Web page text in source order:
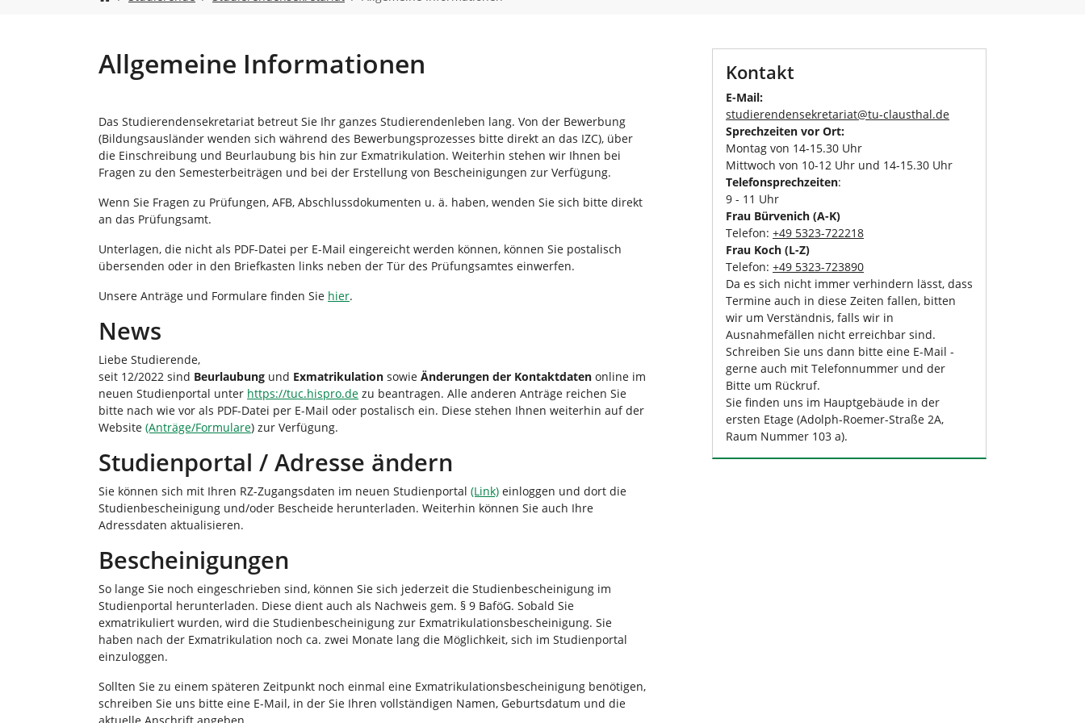
n
i
e
r
:
Allgemeine Informationen
Das Studierendensekretariat betreut Sie Ihr ganzes Studierendenleben lang. Von der Bewerbung
(Bildungsausländer wenden sich während des Bewerbungsprozesses bitte direkt an das IZC), über
die Einschreibung und Beurlaubung bis hin zur Exmatrikulation. Weiterhin stehen wir Ihnen bei
Fragen zu den Semesterbeiträgen und bei der Erstellung von Bescheinigungen zur Verfügung.
Wenn Sie Fragen zu Prüfungen, AFB, Abschlussdokumenten u. ä. haben, wenden Sie sich bitte direkt
an das Prüfungsamt.
Unterlagen, die nicht als PDF-Datei per E-Mail eingereicht werden können, können Sie postalisch
übersenden oder in den Briefkasten links neben der Tür des Prüfungsamtes einwerfen.
Unsere Anträge und Formulare finden Sie hier.
News
Liebe Studierende,
seit 12/2022 sind Beurlaubung und Exmatrikulation sowie Änderungen der Kontaktdaten online im
neuen Studienportal unter https://tuc.hispro.de zu beantragen. Alle anderen Anträge reichen Sie
bitte nach wie vor als PDF-Datei per E-Mail oder postalisch ein. Diese stehen Ihnen weiterhin auf der
Website (Anträge/Formulare) zur Verfügung.
Studienportal / Adresse ändern
Sie können sich mit Ihren RZ-Zugangsdaten im neuen Studienportal (Link) einloggen und dort die
Studienbescheinigung und/oder Bescheide herunterladen. Weiterhin können Sie auch Ihre
Adressdaten aktualisieren.
Bescheinigungen
So lange Sie noch eingeschrieben sind, können Sie sich jederzeit die Studienbescheinigung im
Studienportal herunterladen. Diese dient auch als Nachweis gem. § 9 BaföG. Sobald Sie
exmatrikuliert wurden, wird die Studienbescheinigung zur Exmatrikulationsbescheinigung. Sie
haben nach der Exmatrikulation noch ca. zwei Monate lang die Möglichkeit, sich im Studienportal
einzuloggen.
Sollten Sie zu einem späteren Zeitpunkt noch einmal eine Exmatrikulationsbescheinigung benötigen,
schreiben Sie uns bitte eine E-Mail, in der Sie Ihren vollständigen Namen, Geburtsdatum und die
aktuelle Anschrift angeben.
Kontakt
E-Mail:
studierendensekretariat@tu-clausthal.de
Sprechzeiten vor Ort:
Montag von 14-15.30 Uhr
Mittwoch von 10-12 Uhr und 14-15.30 Uhr
Telefonsprechzeiten:
9 - 11 Uhr
Frau Bürvenich (A-K)
Telefon: +49 5323-722218
Frau Koch (L-Z)
Telefon: +49 5323-723890
Da es sich nicht immer verhindern lässt, dass
Termine auch in diese Zeiten fallen, bitten
wir um Verständnis, falls wir in
Ausnahmefällen nicht erreichbar sind.
Schreiben Sie uns dann bitte eine E-Mail -
gerne auch mit Telefonnummer und der
Bitte um Rückruf.
Sie finden uns im Hauptgebäude in der
ersten Etage (Adolph-Roemer-Straße 2A,
Raum Nummer 103 a).